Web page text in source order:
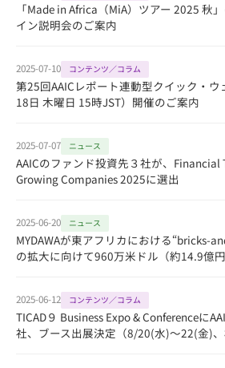
「Made in Africa（MiA）ツアー 2025 秋
イン説明会のご案内
2025-07-10 コンテンツ／コラム
第25回AAICレポート連動型クイック・
18日 木曜日 15時JST）開催のご案内
2025-07-07 ニュース
AAICのファンド投資先３社が、Financial
Growing Companies 2025に選出
2025-06-20 ニュース
MYDAWAが東アフリカにおける“bricks-
の拡大に向けて960万米ドル（約14.9億
2025-06-12 コンテンツ／コラム
TICAD９ Business Expo & Conferenceに
社、ブース出展決定（8/20(水)～22(金)、